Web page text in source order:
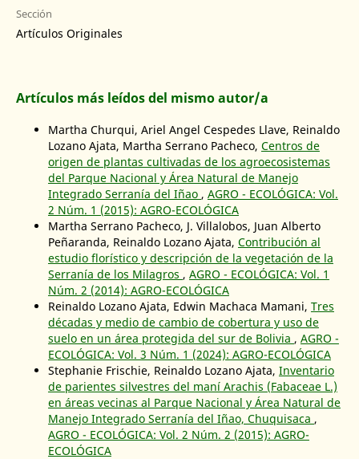
Sección
Artículos Originales
Artículos más leídos del mismo autor/a
Martha Churqui, Ariel Angel Cespedes Llave, Reinaldo
Lozano Ajata, Martha Serrano Pacheco, Centros de
origen de plantas cultivadas de los agroecosistemas
del Parque Nacional y Área Natural de Manejo
Integrado Serranía del Iñao , AGRO - ECOLÓGICA: Vol.
2 Núm. 1 (2015): AGRO-ECOLÓGICA
Martha Serrano Pacheco, J. Villalobos, Juan Alberto
Peñaranda, Reinaldo Lozano Ajata, Contribución al
estudio florístico y descripción de la vegetación de la
Serranía de los Milagros , AGRO - ECOLÓGICA: Vol. 1
Núm. 2 (2014): AGRO-ECOLÓGICA
Reinaldo Lozano Ajata, Edwin Machaca Mamani, Tres
décadas y medio de cambio de cobertura y uso de
suelo en un área protegida del sur de Bolivia , AGRO -
ECOLÓGICA: Vol. 3 Núm. 1 (2024): AGRO-ECOLÓGICA
Stephanie Frischie, Reinaldo Lozano Ajata, Inventario
de parientes silvestres del maní Arachis (Fabaceae L.)
en áreas vecinas al Parque Nacional y Área Natural de
Manejo Integrado Serranía del Iñao, Chuquisaca ,
AGRO - ECOLÓGICA: Vol. 2 Núm. 2 (2015): AGRO-
ECOLÓGICA